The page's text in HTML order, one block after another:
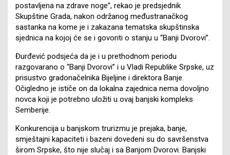
postavljena na zdrave noge”, rekao je predsjednik
Skupštine Grada, nakon održanog međustranačkog
sastanka na kome je i zakazana tematska skupštinska
sjednica na kojoj će se i govoriti o stanju u “Banji Dvorovi”.
Đurđević podsjeća da je i u prethodnom periodu
razgovarano o “Banji Dvorovi” i u Vladi Republike Srpske, uz
prisustvo gradonačelnika Bijeljine i direktora Banje.
Očigledno je ističe on da lokalna zajednica nema dovoljno
novca koji je potrebno uložiti u ovaj banjski kompleks
Semberije.
Konkurencija u banjskom trurizmu je prejaka, banje,
smještajni kapaciteti i bazeni dovedeni su do savršenstva
širom Srpske, što nije slučaj i sa Banjom Dvorovi. Banjski